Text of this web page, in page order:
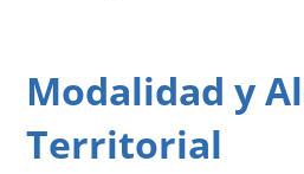
Modalidad y
Territorial